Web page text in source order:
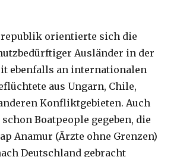
orientierte sich die
Ausländer in der
ebenfalls an internationalen
aus Ungarn, Chile,
Konfliktgebieten. Auch
Boatpeople gegeben, die
Anamur (Ärzte ohne Grenzen)
Deutschland gebracht